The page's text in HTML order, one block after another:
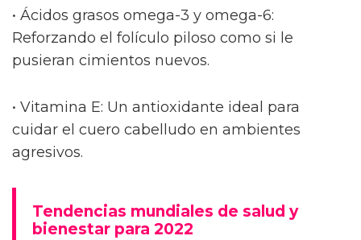
• Ácidos grasos omega-3 y omega-6:
Reforzando el folículo piloso como si le
pusieran cimientos nuevos.
• Vitamina E: Un antioxidante ideal para
cuidar el cuero cabelludo en ambientes
agresivos.
Tendencias mundiales de salud y
bienestar para 2022